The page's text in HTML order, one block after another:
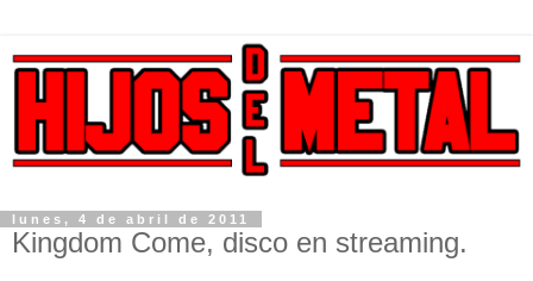
lunes, 4 de abril de 2011
Kingdom Come, disco en streaming.